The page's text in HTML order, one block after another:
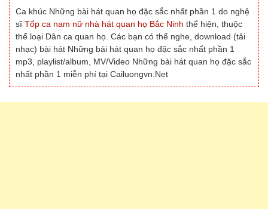
Ca khúc Những bài hát quan họ đặc sắc nhất phần 1 do nghệ
sĩTốp ca nam nữ nhà hát quan họ Bắc Ninh thể hiện, thuộc
thể loại Dân ca quan họ. Các bạn có thể nghe, download (tải
nhạc) bài hát Những bài hát quan họ đặc sắc nhất phần 1
mp3, playlist/album, MV/Video Những bài hát quan họ đặc sắc
nhất phần 1 miễn phí tại Cailuongvn.Net